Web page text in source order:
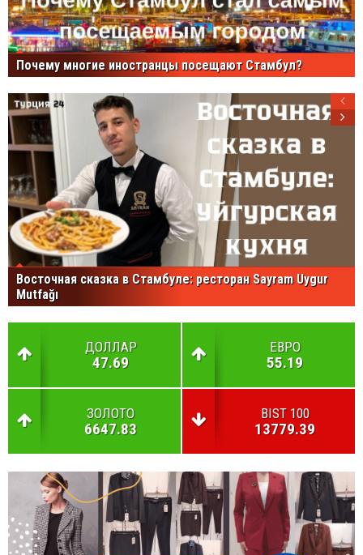
Почему многие иностранцы посещают Стамбул?
Восточная сказка в Стамбуле: ресторан Sayram Uygur
Mutfağı
ДОЛЛАР
47.69
ЕВРО
55.19
ЗОЛОТО
6647.83
BIST 100
13779.39